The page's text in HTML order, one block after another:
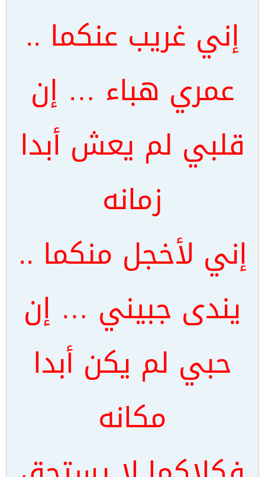
إني غريب عنكما ..
عمري هباء … إن
قلبي لم يعش أبدا
زمانه
إني لأخجل منكما ..
يندى جبيني … إن
حبي لم يكن أبدا
مكانه